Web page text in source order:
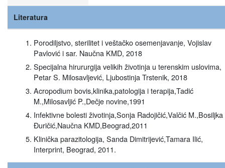
Literatura
Porodiljstvo, sterilitet i veštačko osemenjavanje, Vojislav
Pavlović i sar. Naučna KMD, 2018
Specijalna hirururgija velikih životinja u terenskim uslovima,
Petar S. Milosavljević, Ljubostinja Trstenik, 2018
Acropodium bovis,klinika,patologija i terapija,Tadić
M.,Milosavljić P.,Dečje novine,1991
Infektivne bolesti životinja,Sonja Radojičić,Valčić M.,Bosiljka
Đuričić,Naučna KMD,Beograd,2011
Klinička parazitologija, Sanda Dimitrijević,Tamara Ilić,
Interprint, Beograd, 2011.